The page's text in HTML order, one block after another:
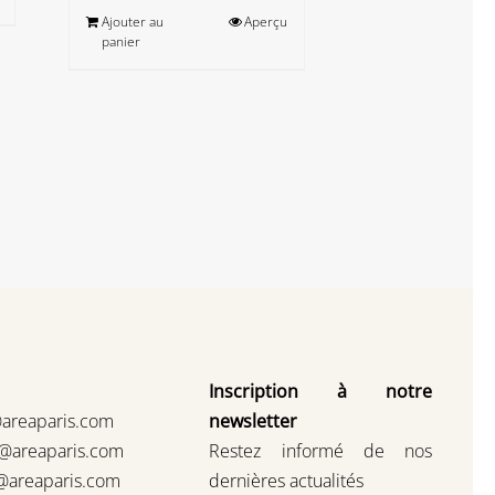
Ajouter au
panier
Aperçu
Inscription à notre
newsletter
Restez informé de nos
dernières actualités